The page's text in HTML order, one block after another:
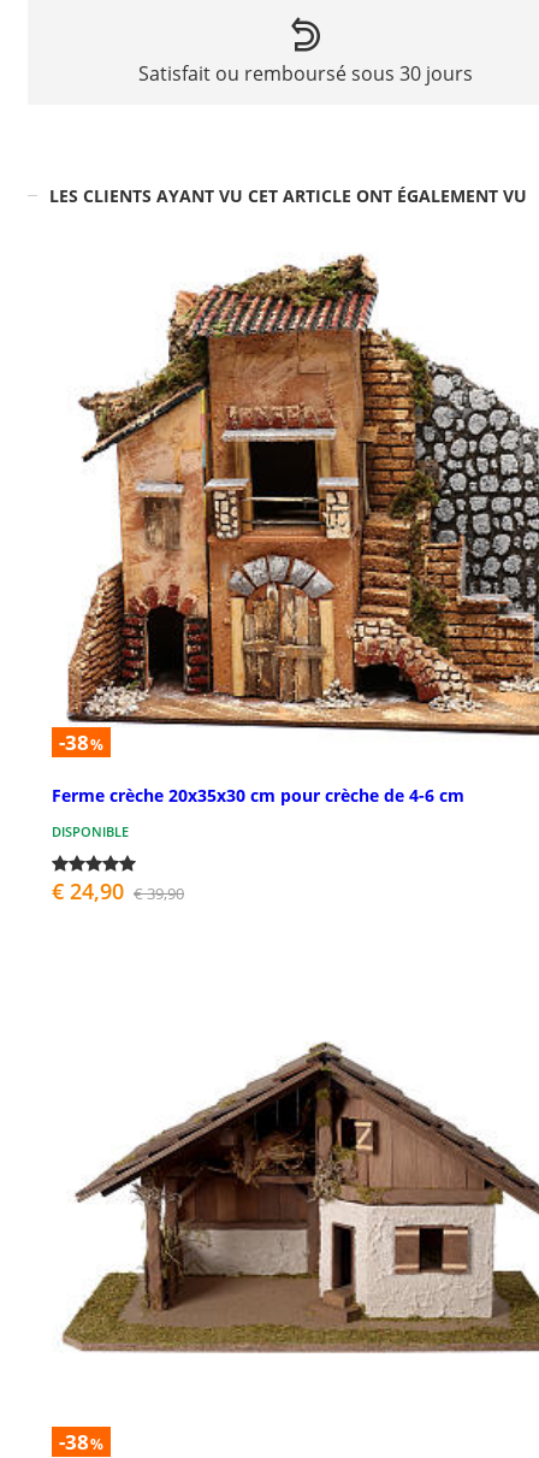
Satisfait ou remboursé sous 30 jours
LES CLIENTS AYANT VU CET ARTICLE ONT ÉGALEMENT VU
-38%
Ferme crèche 20x35x30 cm pour crèche de 4-6 cm
DISPONIBLE
€ 24,90 € 39,90
-38%